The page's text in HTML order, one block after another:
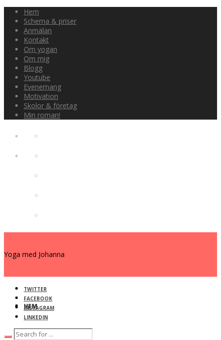
Hem
Schema & priser
Anmälan
Kontakt
Om yogan
Om mig
Blogg
Youtube
Evenemang
Motivation
Skolor & företag
Min roman!
Yoga med Johanna
HEM
TWITTER
FACEBOOK
INSTAGRAM
LINKEDIN